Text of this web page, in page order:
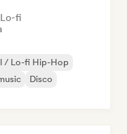
fi
/ Lo-fi Hip-Hop
Disco